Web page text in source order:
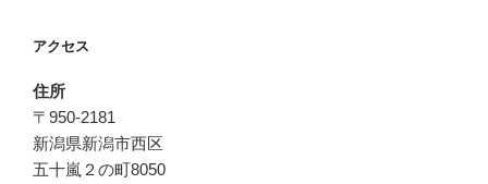
アクセス
住所
〒950-2181
新潟県新潟市西区
五十嵐２の町8050